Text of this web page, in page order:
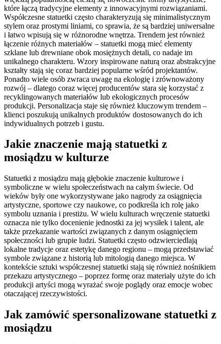
które łączą tradycyjne elementy z innowacyjnymi rozwiązaniami.
Współczesne statuetki często charakteryzują się minimalistycznym
stylem oraz prostymi liniami, co sprawia, że są bardziej uniwersalne
i łatwo wpisują się w różnorodne wnętrza. Trendem jest również
łączenie różnych materiałów – statuetki mogą mieć elementy
szklane lub drewniane obok mosiężnych detali, co nadaje im
unikalnego charakteru. Wzory inspirowane naturą oraz abstrakcyjne
kształty stają się coraz bardziej popularne wśród projektantów.
Ponadto wiele osób zwraca uwagę na ekologię i zrównoważony
rozwój – dlatego coraz więcej producentów stara się korzystać z
recyklingowanych materiałów lub ekologicznych procesów
produkcji. Personalizacja staje się również kluczowym trendem –
klienci poszukują unikalnych produktów dostosowanych do ich
indywidualnych potrzeb i gustu.
Jakie znaczenie mają statuetki z
mosiądzu w kulturze
Statuetki z mosiądzu mają głębokie znaczenie kulturowe i
symboliczne w wielu społeczeństwach na całym świecie. Od
wieków były one wykorzystywane jako nagrody za osiągnięcia
artystyczne, sportowe czy naukowe, co podkreśla ich rolę jako
symbolu uznania i prestiżu. W wielu kulturach wręczenie statuetki
oznacza nie tylko docenienie jednostki za jej wysiłek i talent, ale
także przekazanie wartości związanych z danym osiągnięciem
społeczności lub grupie ludzi. Statuetki często odzwierciedlają
lokalne tradycje oraz estetykę danego regionu – mogą przedstawiać
symbole związane z historią lub mitologią danego miejsca. W
kontekście sztuki współczesnej statuetki stają się również nośnikiem
przekazu artystycznego – poprzez formę oraz materiały użyte do ich
produkcji artyści mogą wyrażać swoje poglądy oraz emocje wobec
otaczającej rzeczywistości.
Jak zamówić spersonalizowane statuetki z
mosiądzu